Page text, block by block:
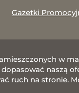
Gazetki
w
naszą
ruch na stronie.